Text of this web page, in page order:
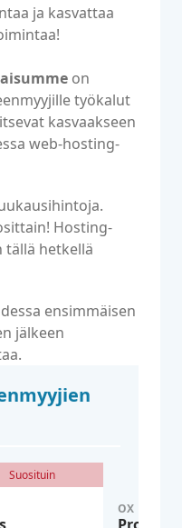
ja kasvattaa
on
työkalut
kasvaakseen
web-hosting-
Hosting-
tällä hetkellä
ensimmäisen
jälkeen
Suosituin
OX